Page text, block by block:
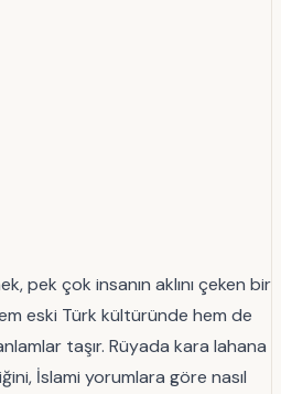
pek çok insanın aklını çeken bir
eski Türk kültüründe hem de
taşır. Rüyada kara lahana
İslami yorumlara göre nasıl